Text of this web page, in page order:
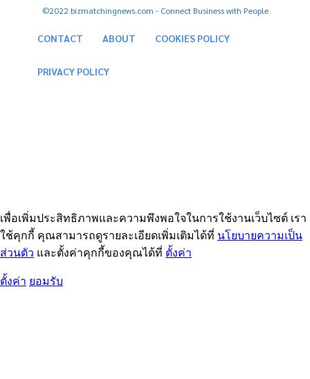
©2022 bizmatchingnews.com - Connect Business with People
CONTACT ABOUT COOKIES POLICY
PRIVACY POLICY
เพื่อเพิ่มประสิทธิภาพและความพึงพอใจในการใช้งานเว็บไซต์ เรา
ใช้คุกกี้ คุณสามารถดูรายละเอียดเพิ่มเติมได้ที่ นโยบายความเป็น
ส่วนตัว และตั้งค่าคุกกี้ของคุณได้ที่ ตั้งค่า
ตั้งค่า ยอมรับ